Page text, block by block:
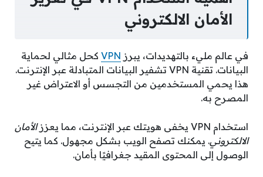
الأمان الالكتروني
في عالم مليء بالتهديدات، يبرز VPN كحل مثالي لحماية
البيانات. تقنية VPN تشفير البيانات المتبادلة عبر الإنترنت.
هذا يحمي المستخدمين من التجسس أو الاعتراض غير
المصرح به.
استخدام VPN يخفى هويتك عبر الإنترنت، مما يعزز
الأمان
الالكتروني. يمكنك تصفح الويب بشكل مجهول. كما يتيح
الوصول إلى المحتوى المقيد جغرافيًا بأمان.